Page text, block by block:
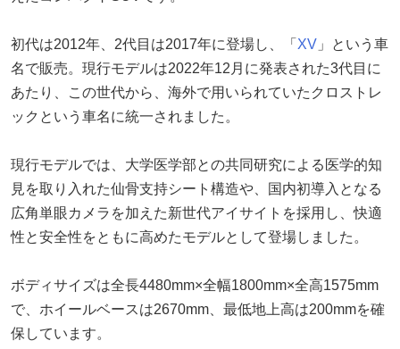
初代は2012年、2代目は2017年に登場し、「 XV 」という車
名で販売。現行モデルは2022年12月に発表された3代目に
あたり、この世代から、海外で用いられていたクロストレ
ックという車名に統一されました。
現行モデルでは、大学医学部との共同研究による医学的知
見を取り入れた仙骨支持シート構造や、国内初導入となる
広角単眼カメラを加えた新世代アイサイトを採用し、快適
性と安全性をともに高めたモデルとして登場しました。
ボディサイズは全長4480mm×全幅1800mm×全高1575mm
で、ホイールベースは2670mm、最低地上高は200mmを確
保しています。